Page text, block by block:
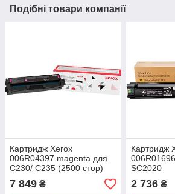
Подібні товари компанії
Картридж Xerox
006R04397 magenta для
C230/ C235 (2500 стор)
7 849 ₴
Картридж
SC2020
2 736₴